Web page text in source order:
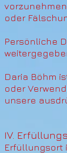
oder
Persönliche
Daria Böhm
oder
unsere
IV.
Erfüllungsort